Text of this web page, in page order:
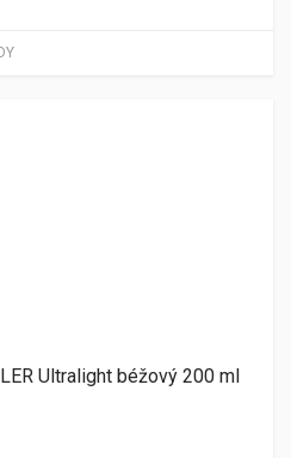
Ultralight béžový 200 ml